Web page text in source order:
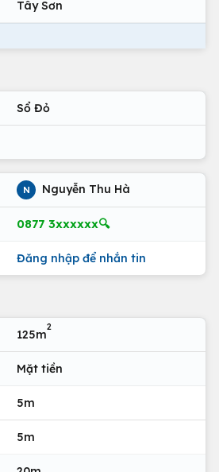
Tây Sơn
Sổ Đỏ
N Nguyễn Thu Hà
0877 3xxxxxx🔍
Đăng nhập để nhắn tin
125m
2
Mặt tiền
5m
5m